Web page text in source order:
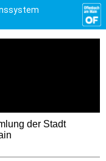
der Stadt